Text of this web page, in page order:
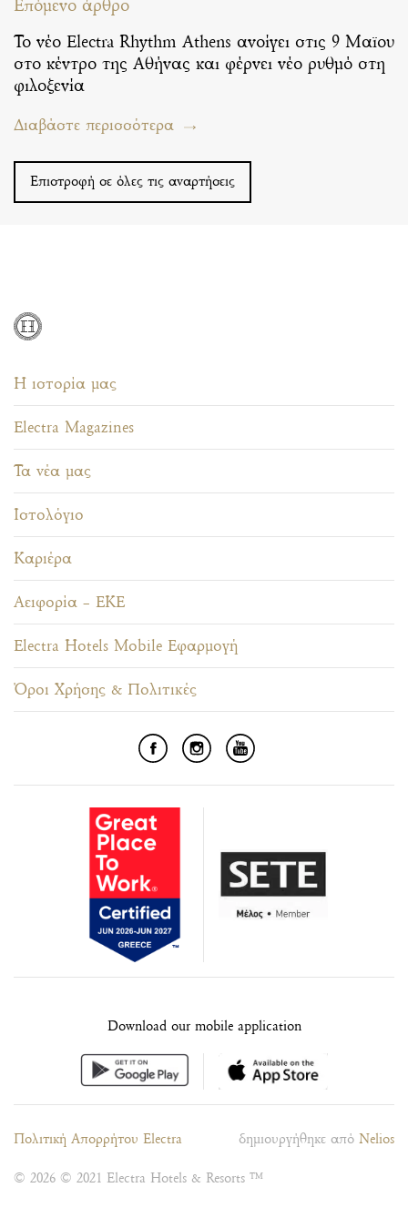
Επόμενο άρθρο
Το νέο Electra Rhythm Athens ανοίγει στις 9 Μαϊου
στο κέντρο της Αθήνας και φέρνει νέο ρυθμό στη
φιλοξενία
Διαβάστε περισσότερα
Επιστροφή σε όλες τις αναρτήσεις
Η ιστορία μας
Electra Magazines
Τα νέα μας
Ιστολόγιο
Καριέρα
Αειφορία – ΕΚΕ
Electra Hotels Mobile Εφαρμογή
Όροι Χρήσης & Πολιτικές
Download our mobile application
Πολιτική Απορρήτου Electra δημιουργήθηκε από Nelios
© 2026 © 2021 Electra Hotels & Resorts ™